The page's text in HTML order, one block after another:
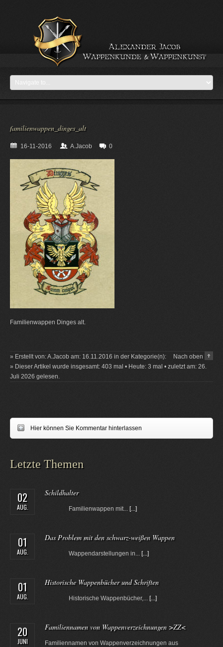
familienwappen_dinges_alt
16-11-2016 A.Jacob 0
Familienwappen Dinges alt.
Nach oben
» Erstellt von: A.Jacob am: 16.11.2016 in der Kategorie(n):
» Dieser Artikel wurde insgesamt: 403 mal • Heute: 3 mal • zuletzt am: 26.
Juli 2026 gelesen.
Hier können Sie Kommentar hinterlassen
Letzte Themen
02
AUG.
Schildhalter
Familienwappen mit... [...]
01
AUG.
Das Problem mit den schwarz-weißen Wappen
Wappendarstellungen in... [...]
01
AUG.
Historische Wappenbücher und Schriften
Historische Wappenbücher,... [...]
20
JUNI
Familiennamen von Wappenverzeichnungen >ZZ<
Familiennamen von Wappenverzeichnungen aus